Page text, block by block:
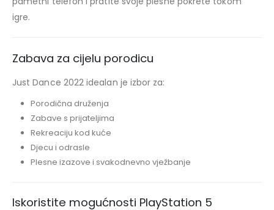
igre.
Zabava za cijelu porodicu
Just Dance 2022 idealan je izbor za:
Porodična druženja
Zabave s prijateljima
Rekreaciju kod kuće
Djecu i odrasle
Plesne izazove i svakodnevno vježbanje
Iskoristite mogućnosti PlayStation 5